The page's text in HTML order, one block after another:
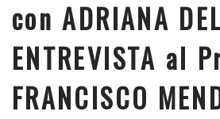
con ADRIANA
ENTREVISTA al
FRANCISCO